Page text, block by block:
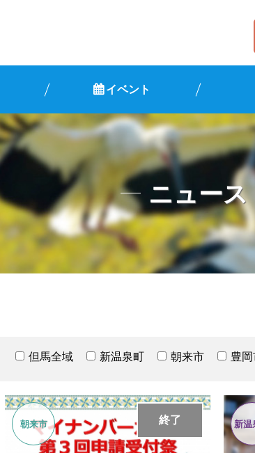
イベント
ニュース
但馬全域 新温泉町 朝来市 豊
終了
朝来市 新温